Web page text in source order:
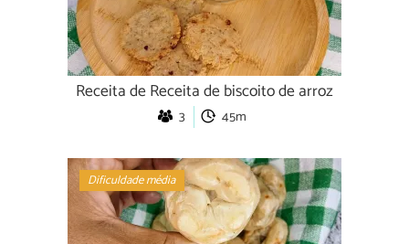
Receita de Receita de biscoito de arroz
3 45m
Dificuldade média